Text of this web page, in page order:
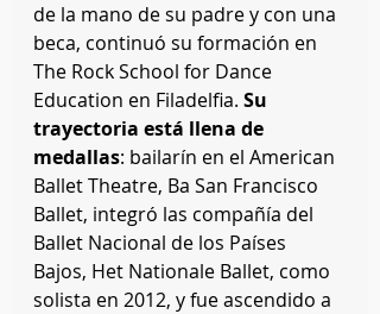
de la mano de su padre y con una
beca, continuó su formación en
The Rock School for Dance
Education en Filadelfia. Su
trayectoria está llena de
medallas: bailarín en el American
Ballet Theatre, Ba San Francisco
Ballet, integró las compañía del
Ballet Nacional de los Países
Bajos, Het Nationale Ballet, como
solista en 2012, y fue ascendido a